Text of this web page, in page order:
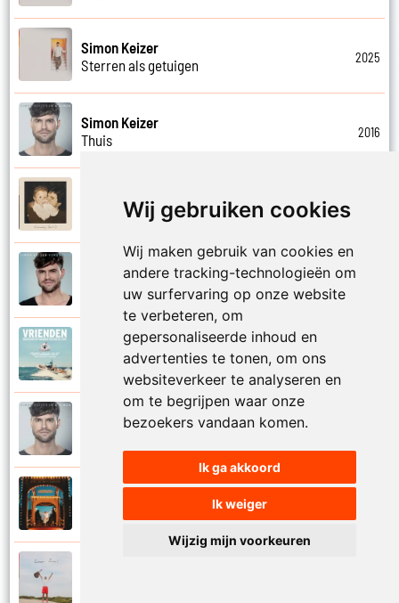
Wij gebruiken cookies
Wij maken gebruik van cookies en
andere tracking-technologieën om
uw surfervaring op onze website
te verbeteren, om
gepersonaliseerde inhoud en
advertenties te tonen, om ons
websiteverkeer te analyseren en
om te begrijpen waar onze
bezoekers vandaan komen.
Ik ga akkoord
Ik weiger
Wijzig mijn voorkeuren
Simon Keizer
Sterren als getuigen
2025
Simon Keizer
Thuis
2016
Simon Keizer
Vaderdag (deel 2)
Simon Keizer
Verdwalen
Diverse artiesten
Vrienden
Simon Keizer